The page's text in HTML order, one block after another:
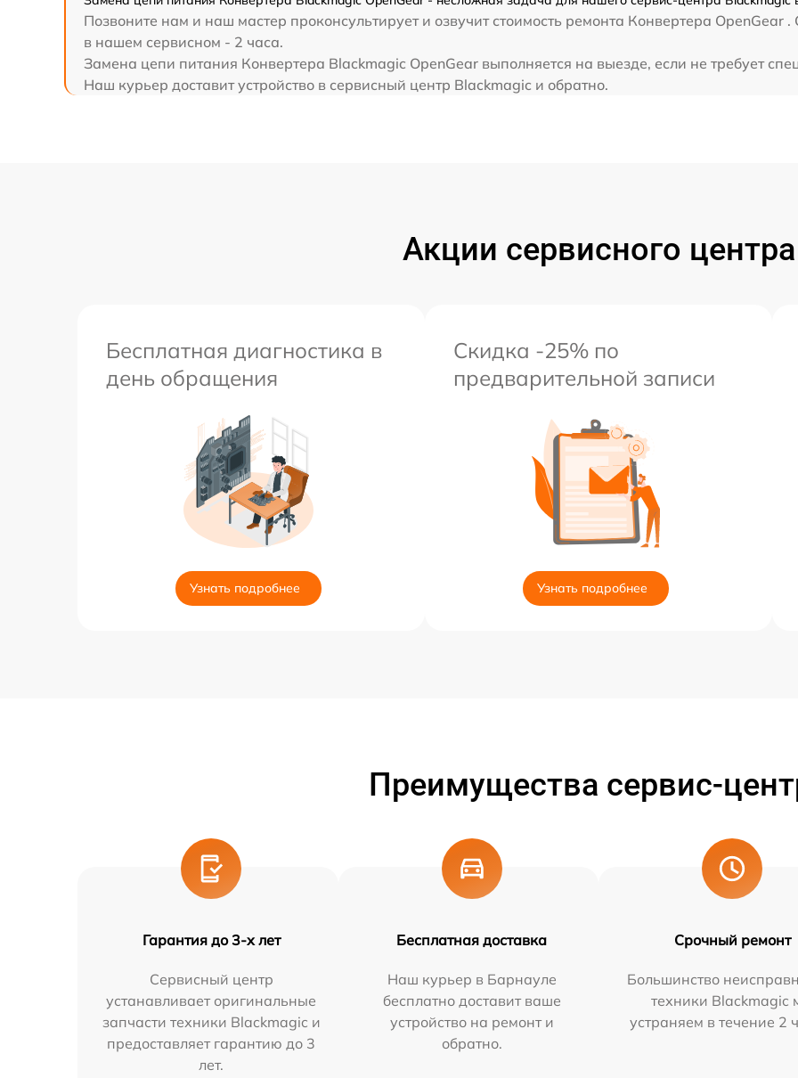
Позвоните нам и наш мастер проконсультирует и озвучит стоимость ремонта Конвертера OpenGear
в нашем сервисном - 2 часа.
Замена цепи питания Конвертера Blackmagic OpenGear выполняется на выезде, если не требует
Наш курьер доставит устройство в сервисный центр Blackmagic и обратно.
Акции сервисного центра
Бесплатная диагностика в
день обращения
Узнать подробнее
Скидка -25% по
предварительной записи
Узнать подробнее
Преимущества сервис-
Гарантия до 3-х лет
Сервисный центр
устанавливает оригинальные
запчасти техники Blackmagic и
предоставляет гарантию до 3
лет.
Бесплатная доставка
Наш курьер в Барнауле
бесплатно доставит ваше
устройство на ремонт и
обратно.
Срочный ремонт
Большинство
техники Blackmagic
устраняем в течение 2